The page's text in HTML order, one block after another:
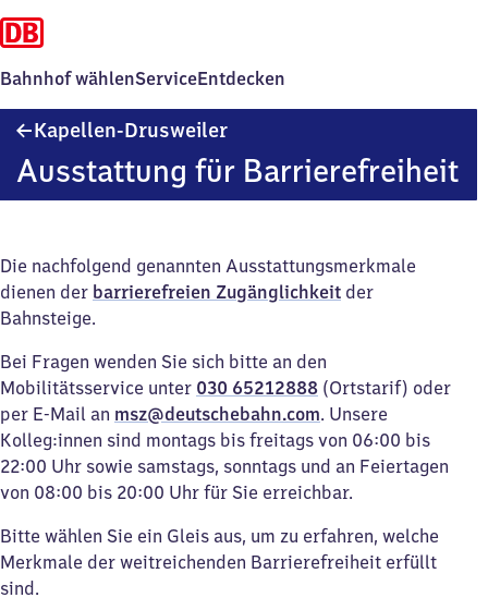
Bahnhof wählenServiceEntdecken
Kapellen-Drusweiler
Ausstattung für Barrierefreiheit
Die nachfolgend genannten Ausstattungsmerkmale
dienen der barrierefreien Zugänglichkeit der
Bahnsteige.
Bei Fragen wenden Sie sich bitte an den
Mobilitätsservice unter 030 65212888 (Ortstarif) oder
per E-Mail an msz@deutschebahn.com. Unsere
Kolleg:innen sind montags bis freitags von 06:00 bis
22:00 Uhr sowie samstags, sonntags und an Feiertagen
von 08:00 bis 20:00 Uhr für Sie erreichbar.
Bitte wählen Sie ein Gleis aus, um zu erfahren, welche
Merkmale der weitreichenden Barrierefreiheit erfüllt
sind.